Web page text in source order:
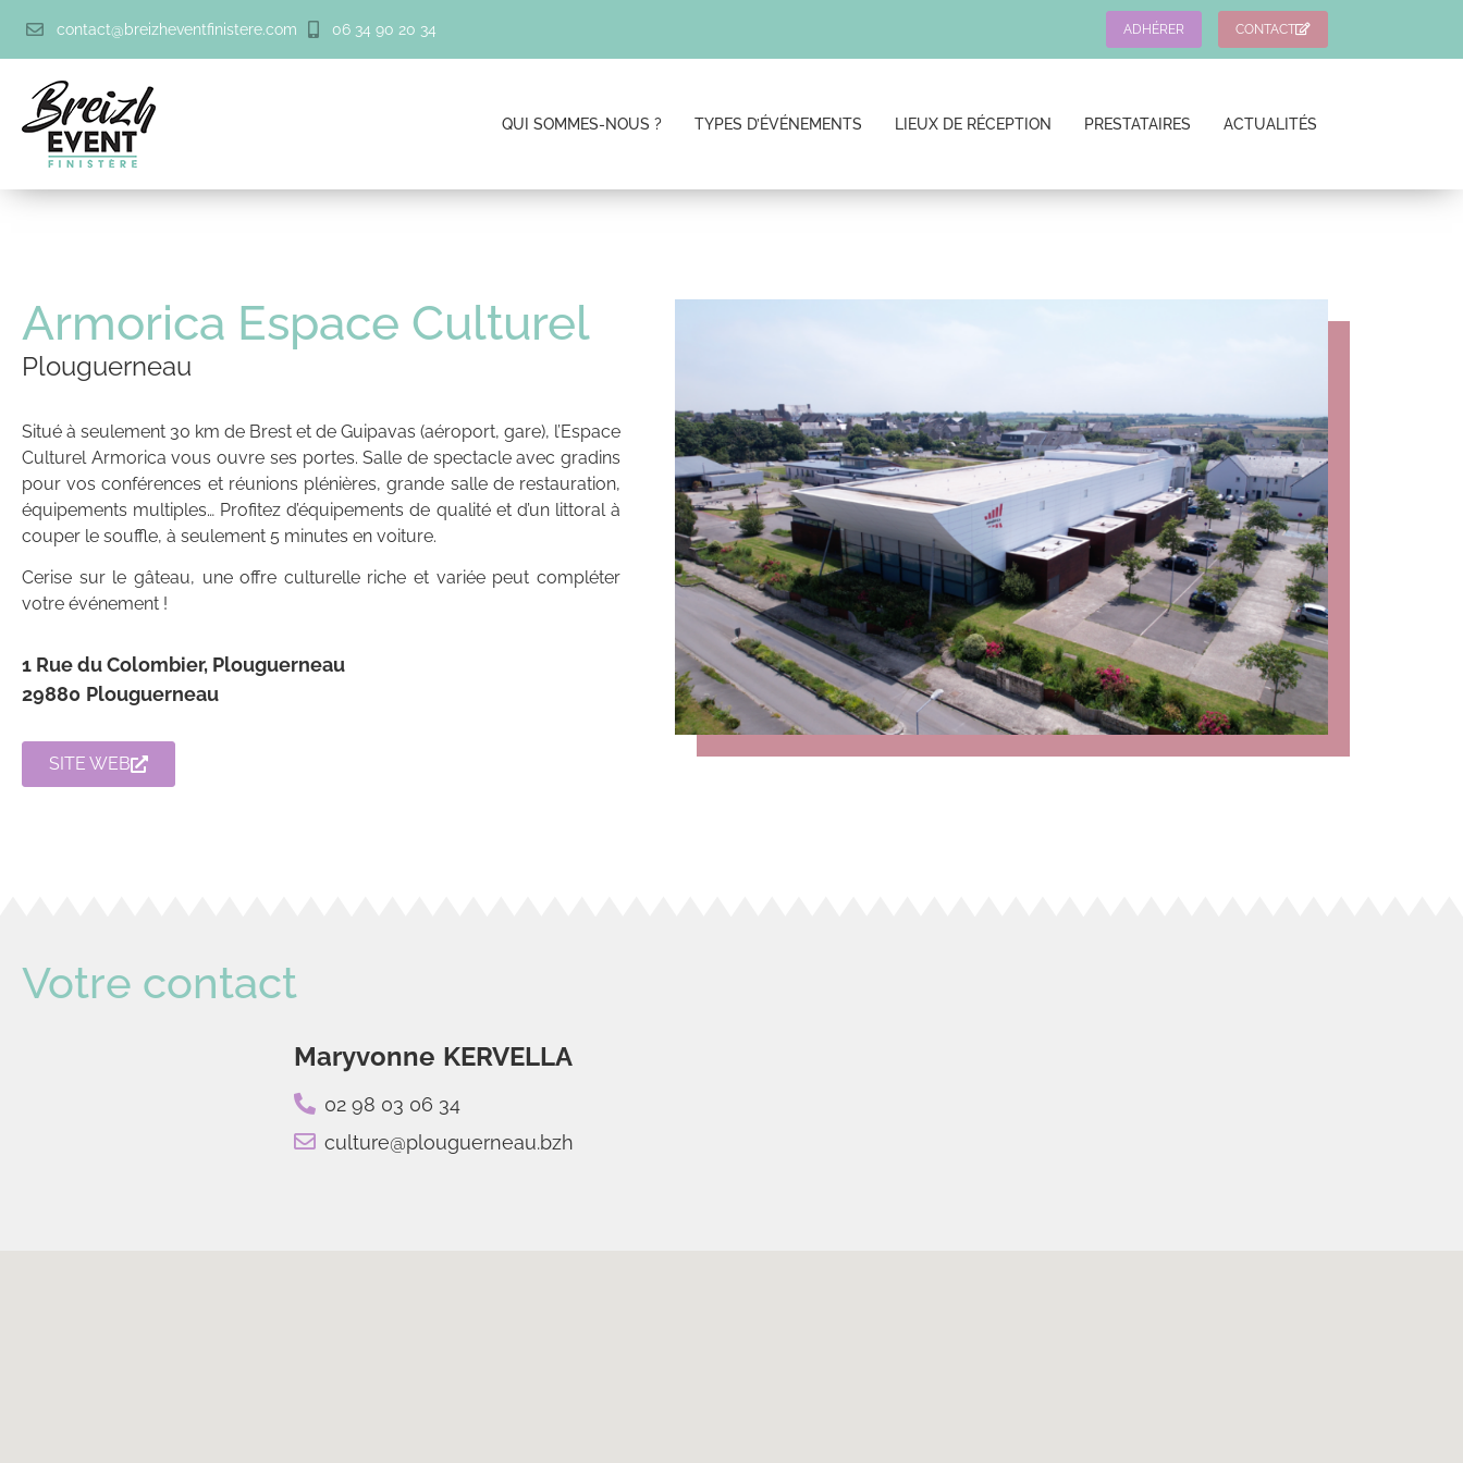
contact@breizheventfinistere.com 06 34 90 20 34 ADHÉRER CONTACT
QUI SOMMES-NOUS ? TYPES D’ÉVÉNEMENTS LIEUX DE RÉCEPTION PRESTATAIRES ACTUALITÉS
Armorica Espace Culturel
Plouguerneau
Situé à seulement 30 km de Brest et de Guipavas (aéroport, gare), l’Espace
Culturel Armorica vous ouvre ses portes. Salle de spectacle avec gradins
pour vos conférences et réunions plénières, grande salle de restauration,
équipements multiples… Profitez d’équipements de qualité et d’un littoral à
couper le souffle, à seulement 5 minutes en voiture.
Cerise sur le gâteau, une offre culturelle riche et variée peut compléter
votre événement !
1 Rue du Colombier, Plouguerneau
29880 Plouguerneau
SITE WEB
Votre contact
Maryvonne KERVELLA
02 98 03 06 34
culture@plouguerneau.bzh